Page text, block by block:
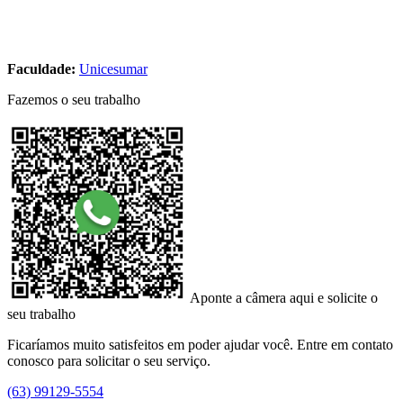
Faculdade: Unicesumar
Fazemos o seu trabalho
Aponte a câmera aqui e solicite o
seu trabalho
Ficaríamos muito satisfeitos em poder ajudar você. Entre em contato
conosco para solicitar o seu serviço.
(63) 99129-5554